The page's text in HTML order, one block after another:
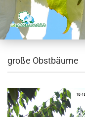
große Obstbäume